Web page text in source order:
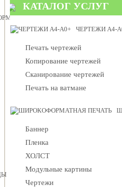
ПЕЧАТЬ
КАТАЛОГ УСЛУГ
ЧЕРТЕЖИ А4-
Печать чертежей
Копирование чертежей
Сканирование чертежей
Печать на ватмане
Баннер
Пленка
ХОЛСТ
Модульные картины
Чертежи